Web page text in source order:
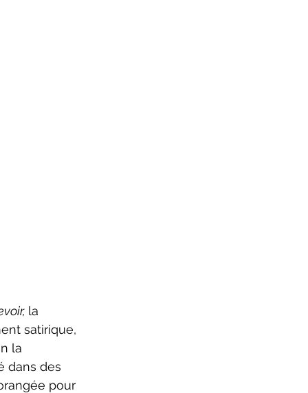
la
satirique,
la
dans des
pour